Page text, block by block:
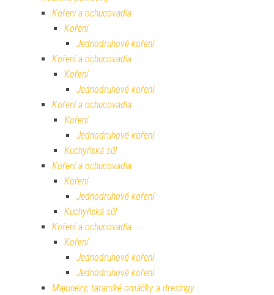
Koření a ochucovadla
Koření
Jednodruhové koření
Koření a ochucovadla
Koření
Jednodruhové koření
Koření a ochucovadla
Koření
Jednodruhové koření
Kuchyňská sůl
Koření a ochucovadla
Koření
Jednodruhové koření
Kuchyňská sůl
Koření a ochucovadla
Koření
Jednodruhové koření
Jednodruhové koření
Majonézy, tatarské omáčky a dresingy